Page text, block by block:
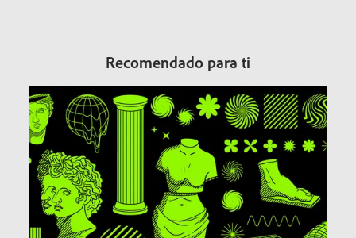
Recomendado para ti